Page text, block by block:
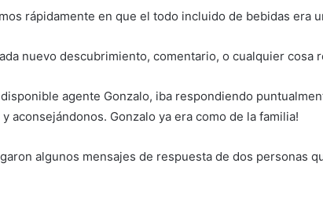
rápidamente en que el todo incluido de bebidas era
nuevo descubrimiento, comentario, o cualquier cosa
agente Gonzalo, iba respondiendo
aconsejándonos. Gonzalo ya era como de la familia!
algunos mensajes de respuesta de dos personas